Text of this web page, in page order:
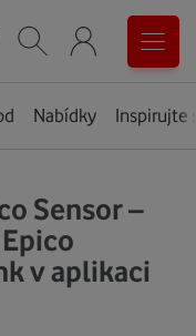
Vyhledávání
Menu
Nabídky Inspirujte
Sensor –
v aplikaci